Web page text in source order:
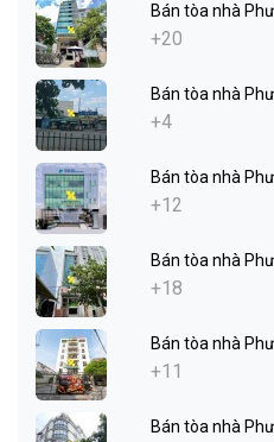
Bán tòa nhà
+20
Bán tòa nhà
+4
Bán tòa nhà
+12
Bán tòa nhà
+18
Bán tòa nhà
+11
Bán tòa nhà